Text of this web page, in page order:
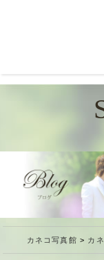
カネコ写真館 > カ